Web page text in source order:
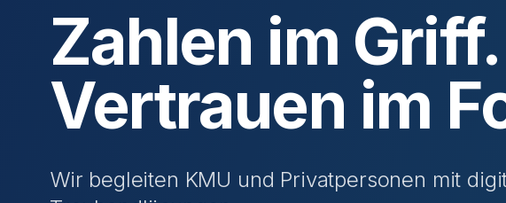
Zahlen im Griff.
Vertrauen im
Wir begleiten KMU und Privatpersonen mit